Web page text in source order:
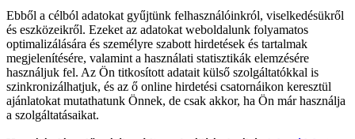
Ebből a célból adatokat gyűjtünk felhasználóinkról, viselkedésükről
és eszközeikről. Ezeket az adatokat weboldalunk folyamatos
optimalizálására és személyre szabott hirdetések és tartalmak
megjelenítésére, valamint a használati statisztikák elemzésére
használjuk fel. Az Ön titkosított adatait külső szolgáltatókkal is
szinkronizálhatjuk, és az ő online hirdetési csatornáikon keresztül
ajánlatokat mutathatunk Önnek, de csak akkor, ha Ön már használja
a szolgáltatásaikat.